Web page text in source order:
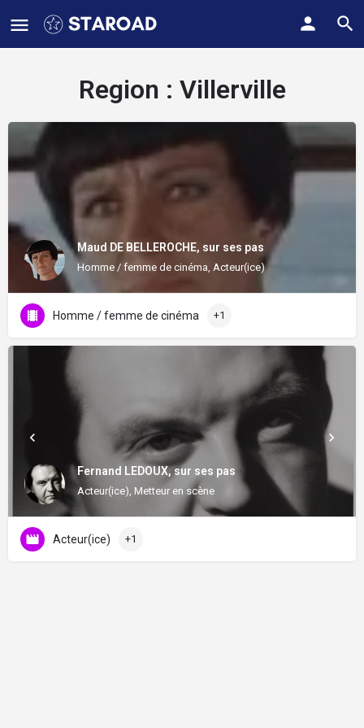
Region : Villerville
Maud DE BELLEROCHE, sur ses pas
Homme / femme de cinéma, Acteur(ice)
Homme / femme de cinéma +1
Fernand LEDOUX, sur ses pas
Acteur(ice), Metteur en scène
Acteur(ice) +1